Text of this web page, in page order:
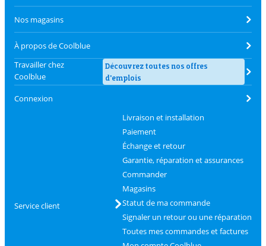
Nos magasins
À propos de Coolblue
Travailler chez
Coolblue
Découvrez toutes nos offres
d'emplois
Connexion
Service client
Livraison et installation
Paiement
Échange et retour
Garantie, réparation et assurances
Commander
Magasins
Statut de ma commande
Signaler un retour ou une réparation
Toutes mes commandes et factures